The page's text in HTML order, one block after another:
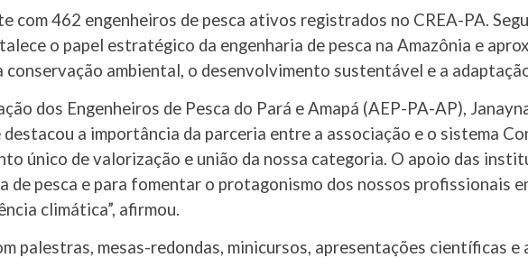
com 462 engenheiros de pesca ativos registrados no CREA-PA.
o papel estratégico da engenharia de pesca na Amazônia e
conservação ambiental, o desenvolvimento sustentável e a
dos Engenheiros de Pesca do Pará e Amapá (AEP-PA-AP),
a importância da parceria entre a associação e o sistema
único de valorização e união da nossa categoria. O apoio das
de pesca e para fomentar o protagonismo dos nossos profissionais
climática”, afirmou.
palestras, mesas-redondas, minicursos, apresentações científicas